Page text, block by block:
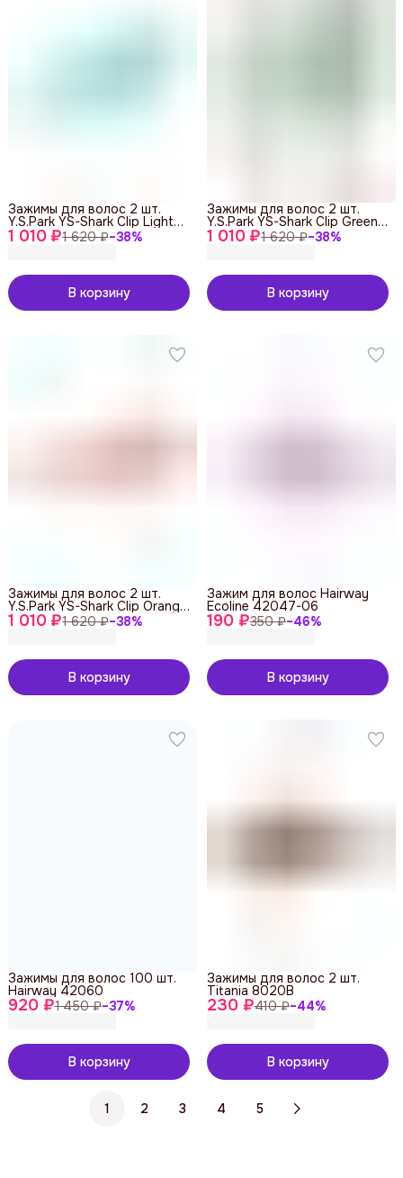
1 010 ₽1 620 ₽−38%
Зажимы для волос 2 шт.
Y.S.Park YS-Shark Clip Light
Blue Metal
В корзину
1 010 ₽1 620 ₽−38%
Зажимы для волос 2 шт.
Y.S.Park YS-Shark Clip Green
Metal
В корзину
1 010 ₽1 620 ₽−38%
Зажимы для волос 2 шт.
Y.S.Park YS-Shark Clip Orange
Metal
В корзину
190 ₽350 ₽−46%
Зажим для волос Hairway
Ecoline 42047-06
В корзину
920 ₽1 450 ₽−37%
Зажимы для волос 100 шт.
Hairway 42060
В корзину
230 ₽410 ₽−44%
Зажимы для волос 2 шт.
Titania 8020В
В корзину
1 2 3 4 5